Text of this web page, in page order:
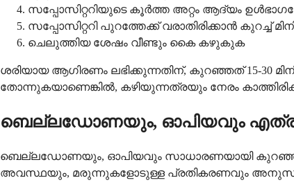
സപ്പോസിറ്ററിയുടെ കൂർത്ത അറ്റം ആദ്യം
സപ്പോസിറ്ററി പുറത്തേക്ക് വരാതിരിക്കാൻ കുറച്ച്
ചെലുത്തിയ ശേഷം വീണ്ടും കൈ കഴുകുക
ശരിയായ ആഗിരണം ലഭിക്കുന്നതിന്, കുറഞ്ഞത് 15-30
തോന്നുകയാണെങ്കിൽ, കഴിയുന്നത്രയും നേരം
ബെല്ലഡോണയും, ഓപിയവും എത്ര
ബെല്ലഡോണയും, ഓപിയവും സാധാരണയായി കുറഞ്ഞ
അവസ്ഥയും, മരുന്നുകളോടുള്ള പ്രതികരണവും